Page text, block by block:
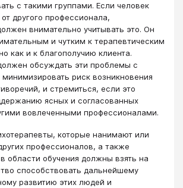
с такими группами. Если человек
другого профессионала,
внимательно учитывать это. Он
и чутким к терапевтическим
как и к благополучию клиента.
обсуждать эти проблемы с
риск возникновения
и стремиться, если это
ясных и согласованных
вовлеченными профессионалами.
которые нанимают или
профессионалов, а также
области обучения должны взять на
способствовать дальнейшему
развитию этих людей и